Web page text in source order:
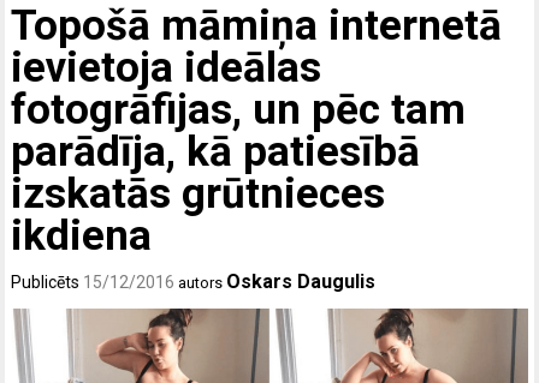
Topošā māmiņa internetā
ievietoja ideālas
fotogrāfijas, un pēc tam
parādīja, kā patiesībā
izskatās grūtnieces
ikdiena
Publicēts 15/12/2016 autors Oskars Daugulis